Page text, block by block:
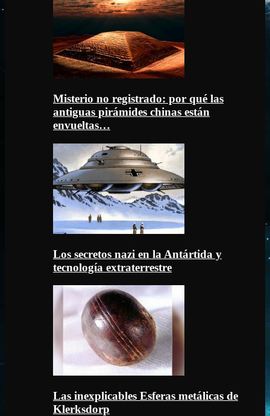
Misterio no registrado: por qué las
antiguas pirámides chinas están
envueltas…
Los secretos nazi en la Antártida y
tecnología extraterrestre
Las inexplicables Esferas metálicas de
Klerksdorp